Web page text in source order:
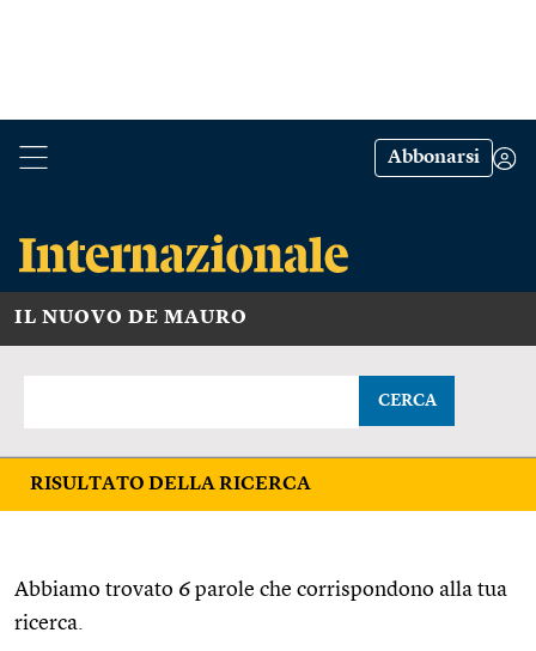
Abbonarsi
IL NUOVO DE MAURO
CERCA
RISULTATO DELLA RICERCA
Abbiamo trovato 6 parole che corrispondono alla tua
ricerca.